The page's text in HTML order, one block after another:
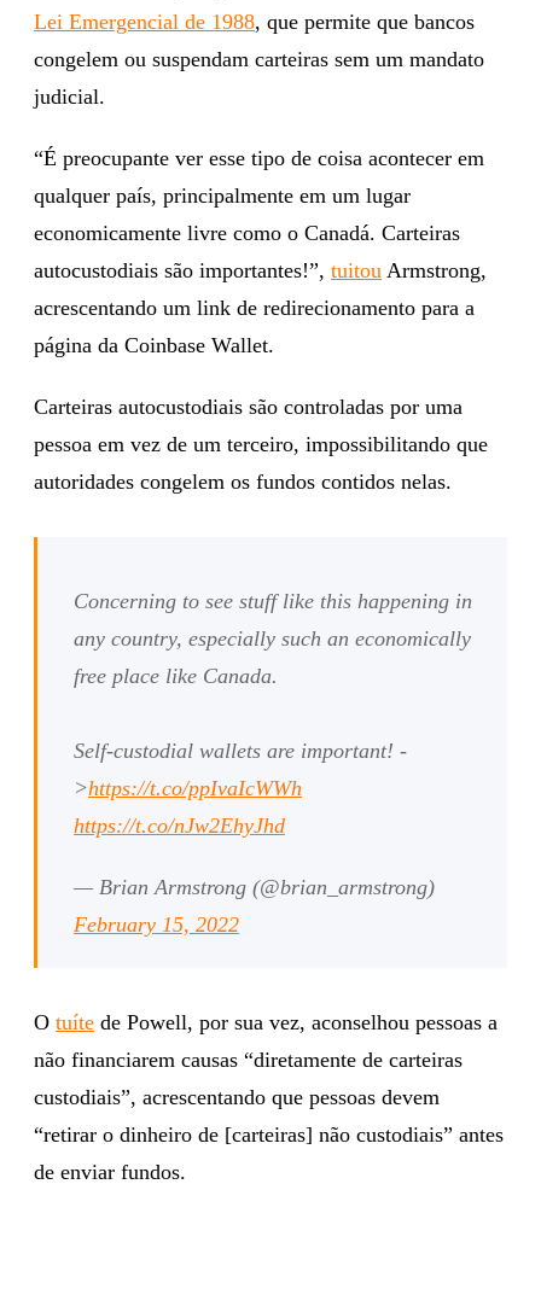
Lei Emergencial de 1988, que permite que bancos
congelem ou suspendam carteiras sem um mandato
judicial.
“É preocupante ver esse tipo de coisa acontecer em
qualquer país, principalmente em um lugar
economicamente livre como o Canadá. Carteiras
autocustodiais são importantes!”, tuitou Armstrong,
acrescentando um link de redirecionamento para a
página da Coinbase Wallet.
Carteiras autocustodiais são controladas por uma
pessoa em vez de um terceiro, impossibilitando que
autoridades congelem os fundos contidos nelas.
Concerning to see stuff like this happening in
any country, especially such an economically
free place like Canada.
Self-custodial wallets are important! -
>https://t.co/ppIvaIcWWh
https://t.co/nJw2EhyJhd
— Brian Armstrong (@brian_armstrong)
February 15, 2022
O tuíte de Powell, por sua vez, aconselhou pessoas a
não financiarem causas “diretamente de carteiras
custodiais”, acrescentando que pessoas devem
“retirar o dinheiro de [carteiras] não custodiais” antes
de enviar fundos.